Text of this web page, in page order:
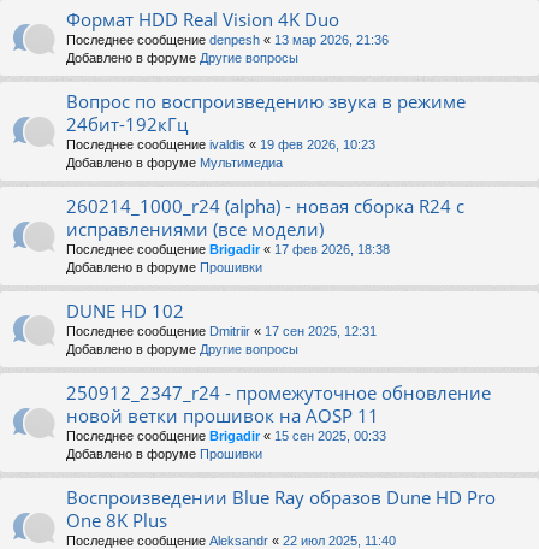
Формат HDD Real Vision 4K Duo
Последнее сообщение denpesh « 13 мар 2026, 21:36
Добавлено в форуме Другие вопросы
Вопрос по воспроизведению звука в режиме
24бит-192кГц
Последнее сообщение ivaldis « 19 фев 2026, 10:23
Добавлено в форуме Мультимедиа
260214_1000_r24 (alpha) - новая сборка R24 с
исправлениями (все модели)
Последнее сообщение Brigadir« 17 фев 2026, 18:38
Добавлено в форуме Прошивки
DUNE HD 102
Последнее сообщение Dmitriir « 17 сен 2025, 12:31
Добавлено в форуме Другие вопросы
250912_2347_r24 - промежуточное обновление
новой ветки прошивок на AOSP 11
Последнее сообщение Brigadir« 15 сен 2025, 00:33
Добавлено в форуме Прошивки
Воспроизведении Blue Ray образов Dune HD Pro
One 8K Plus
Последнее сообщение Aleksandr « 22 июл 2025, 11:40